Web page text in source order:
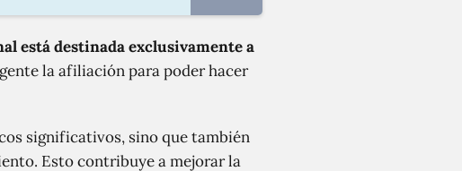
está destinada exclusivamente a
la afiliación para poder hacer
significativos, sino que también
Esto contribuye a mejorar la